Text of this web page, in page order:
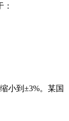
小到±3%。某国